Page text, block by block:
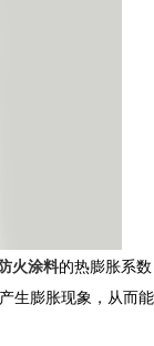
火涂料的热膨胀系数
生膨胀现象，从而能